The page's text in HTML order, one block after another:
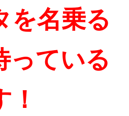
を名乗る
っている